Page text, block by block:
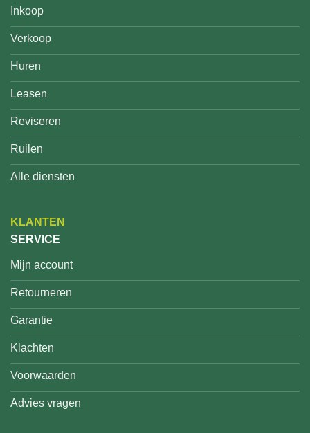
Inkoop
Verkoop
Huren
Leasen
Reviseren
Ruilen
Alle diensten
KLANTEN
SERVICE
Mijn account
Retourneren
Garantie
Klachten
Voorwaarden
Advies vragen